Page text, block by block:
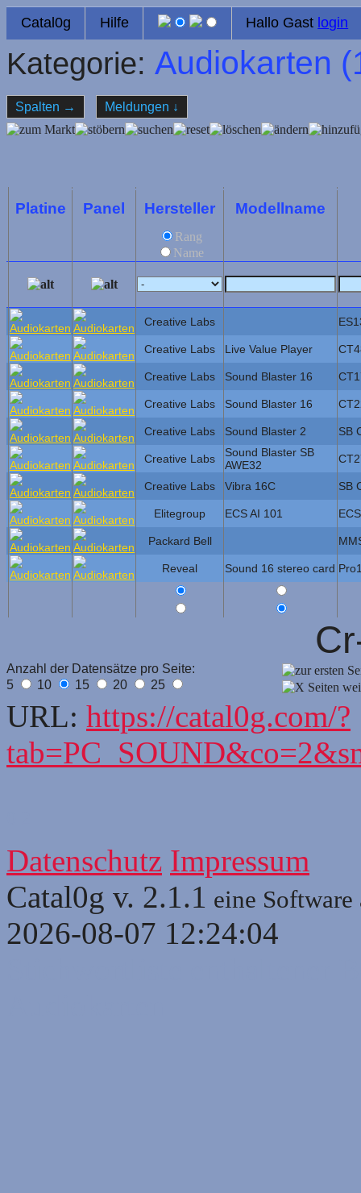
Catal0g Hilfe Hallo Gast login
Kategorie: Audiokarten (
Spalten → Meldungen ↓
Platine Panel Hersteller Modellname
Rang
Name
Creative Labs
Creative Labs Live Value Player
Creative Labs Sound Blaster 16
Creative Labs Sound Blaster 16
Creative Labs Sound Blaster 2 SB
Creative Labs
Sound Blaster SB
AWE32
Creative Labs Vibra 16C SB
Elitegroup ECS AI 101
Packard Bell
Reveal Sound 16 stereo card
Anzahl der Datensätze pro Seite:
5
10 15 20 25
URL: https://catal0g.com/?
Datenschutz Impressum
Catal0g v. 2.1.1 eine Software
2026-08-07 12:24:04